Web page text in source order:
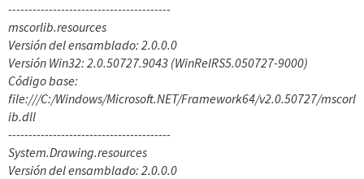
----------------------------------------
mscorlib.resources
Versión del ensamblado: 2.0.0.0
Versión Win32: 2.0.50727.9043 (WinRelRS5.050727-9000)
Código base:
file:///C:/Windows/Microsoft.NET/Framework64/v2.0.50727/mscorl
ib.dll
----------------------------------------
System.Drawing.resources
Versión del ensamblado: 2.0.0.0